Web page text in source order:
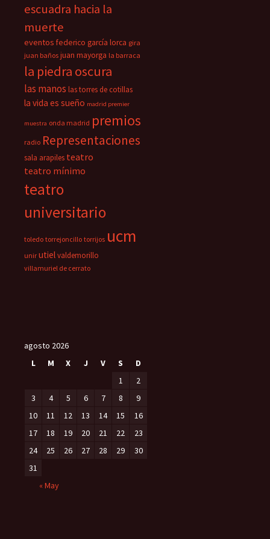
escuadra hacia la
muerte
eventos federico garcía lorca gira
juan baños juan mayorga la barraca
la piedra oscura
las manos las torres de cotillas
la vida es sueño madrid premier
muestra onda madrid premios
radio Representaciones
sala arapiles teatro
teatro mínimo
teatro
universitario
toledo torrejoncillo torrijos ucm
unir utielvaldemorillo
villamuriel de cerrato
agosto 2026
L
M X J V S
D
1
2
3
4 5 6 7 8
9
10
11 12 13 14 15
16
17
18 19 20 21 22
23
24
25 26 27 28 29
30
31
« May